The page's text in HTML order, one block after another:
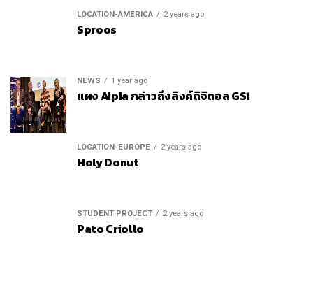
LOCATION-AMERICA 2 years ago
Sproos
NEWS 1 year ago
แผง Aipia กล่าวถึงลิงค์ดิจิตอล GS1
LOCATION-EUROPE 2 years ago
Holy Donut
STUDENT PROJECT 2 years ago
Pato Criollo